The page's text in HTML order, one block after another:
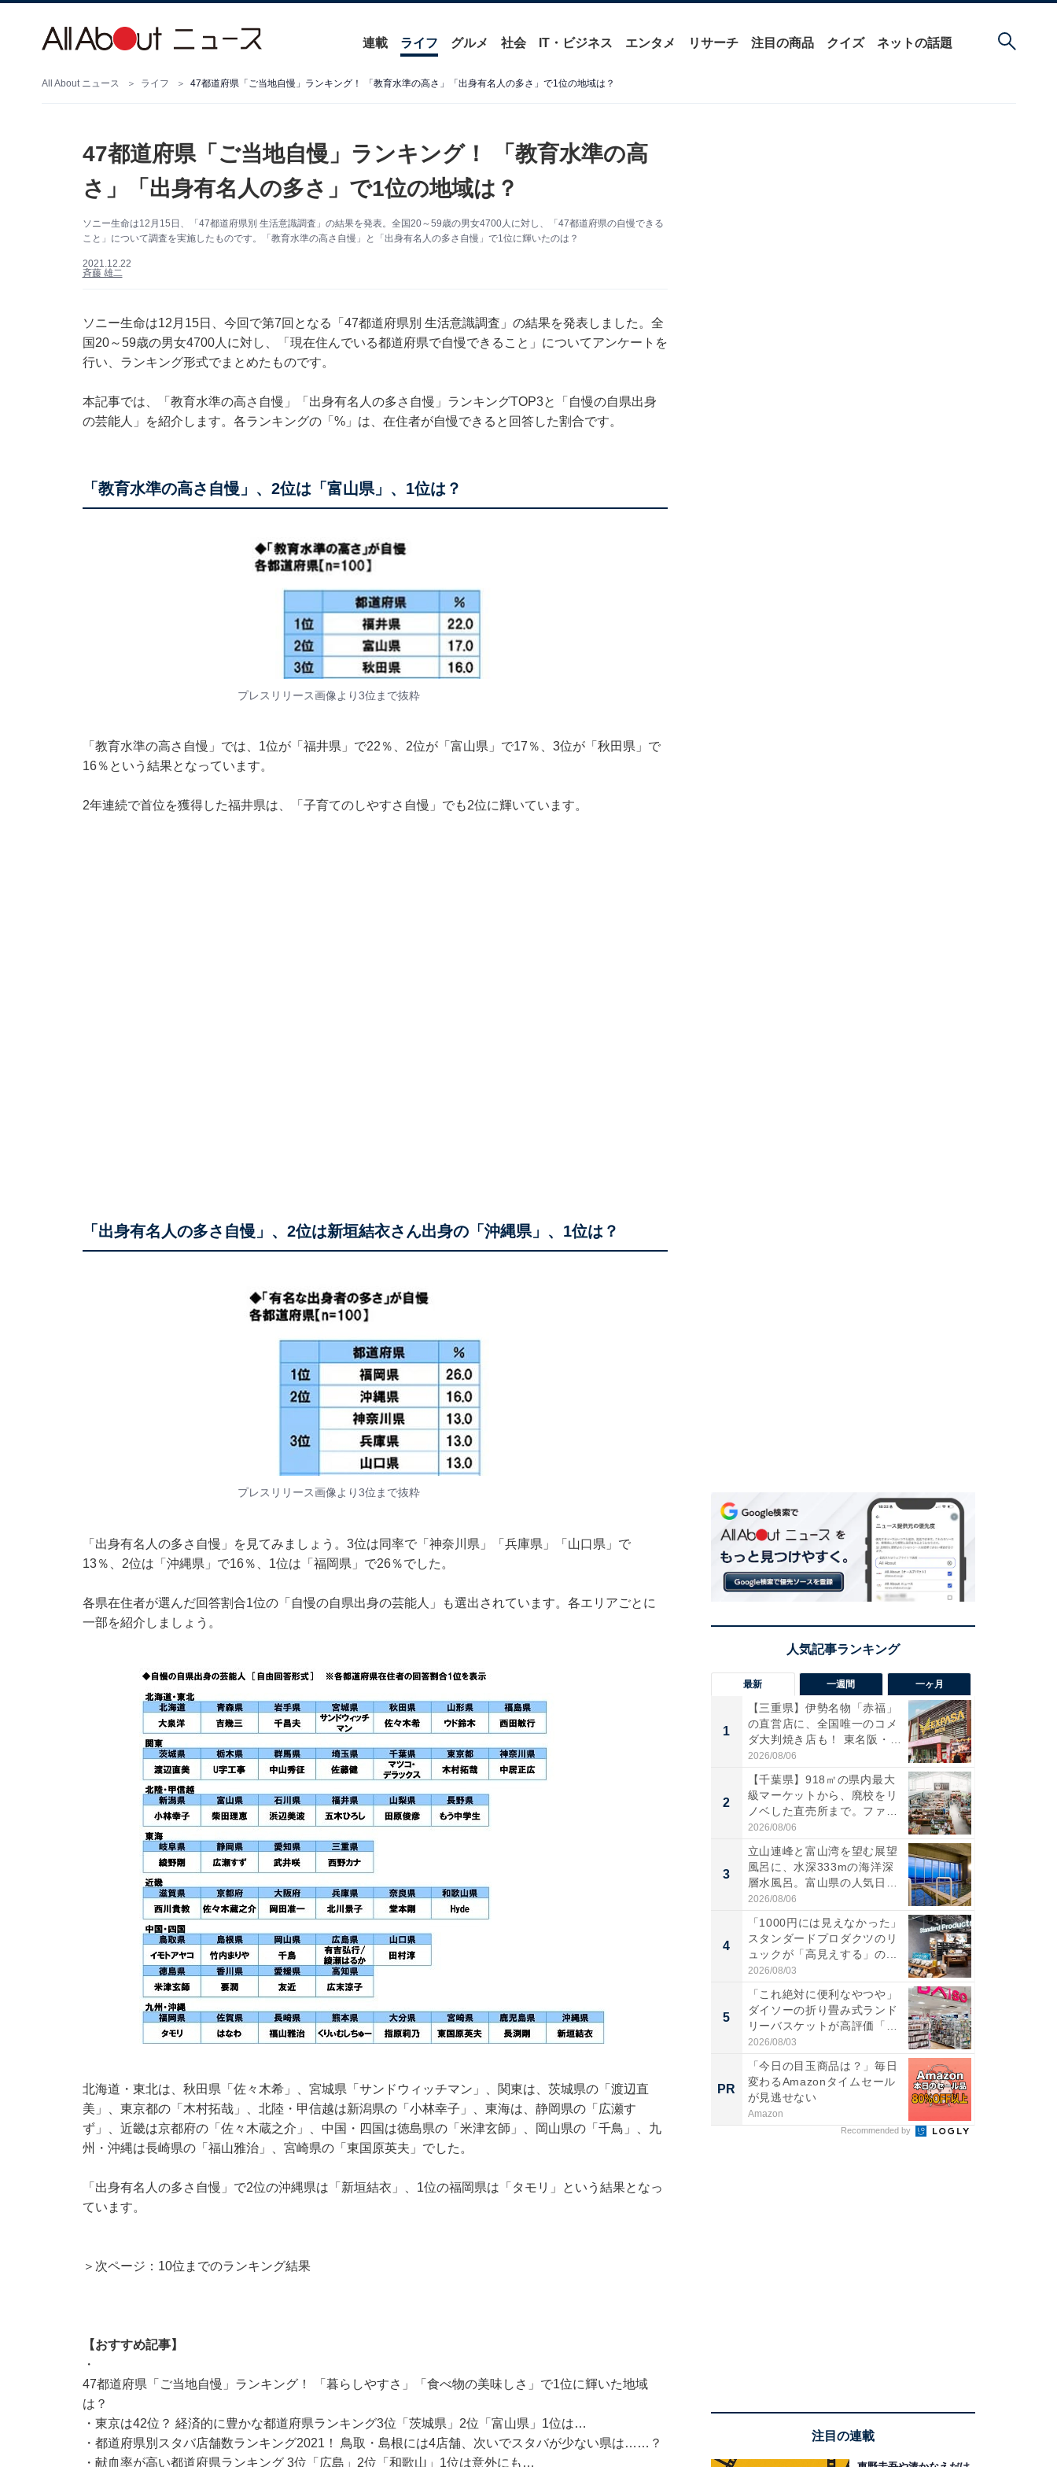
連載 ライフ グルメ 社会 IT・ビジネス エンタメ リサーチ 注目の商品 クイズ ネットの話題
All About ニュース ライフ 47都道府県「ご当地自慢」ランキング！ 「教育水準の高さ」「出身有名人の多さ」で1位の地域は？
47都道府県「ご当地自慢」ランキング！ 「教育水準の高
さ」「出身有名人の多さ」で1位の地域は？
ソニー生命は12月15日、「47都道府県別 生活意識調査」の結果を発表。全国20～59歳の男女4700人に対し、「47都道府県の自慢できる
こと」について調査を実施したものです。「教育水準の高さ自慢」と「出身有名人の多さ自慢」で1位に輝いたのは？
2021.12.22
斉藤 雄二
ソニー生命は12月15日、今回で第7回となる「47都道府県別 生活意識調査」の結果を発表しました。全
国20～59歳の男女4700人に対し、「現在住んでいる都道府県で自慢できること」についてアンケートを
行い、ランキング形式でまとめたものです。
本記事では、「教育水準の高さ自慢」「出身有名人の多さ自慢」ランキングTOP3と「自慢の自県出身
の芸能人」を紹介します。各ランキングの「%」は、在住者が自慢できると回答した割合です。
「教育水準の高さ自慢」、2位は「富山県」、1位は？
プレスリリース画像より3位まで抜粋
「教育水準の高さ自慢」では、1位が「福井県」で22％、2位が「富山県」で17％、3位が「秋田県」で
16％という結果となっています。
2年連続で首位を獲得した福井県は、「子育てのしやすさ自慢」でも2位に輝いています。
「出身有名人の多さ自慢」、2位は新垣結衣さん出身の「沖縄県」、1位は？
プレスリリース画像より3位まで抜粋
「出身有名人の多さ自慢」を見てみましょう。3位は同率で「神奈川県」「兵庫県」「山口県」で
13％、2位は「沖縄県」で16％、1位は「福岡県」で26％でした。
各県在住者が選んだ回答割合1位の「自慢の自県出身の芸能人」も選出されています。各エリアごとに
一部を紹介しましょう。
北海道・東北は、秋田県「佐々木希」、宮城県「サンドウィッチマン」、関東は、茨城県の「渡辺直
美」、東京都の「木村拓哉」、北陸・甲信越は新潟県の「小林幸子」、東海は、静岡県の「広瀬す
ず」、近畿は京都府の「佐々木蔵之介」、中国・四国は徳島県の「米津玄師」、岡山県の「千鳥」、九
州・沖縄は長崎県の「福山雅治」、宮崎県の「東国原英夫」でした。
「出身有名人の多さ自慢」で2位の沖縄県は「新垣結衣」、1位の福岡県は「タモリ」という結果となっ
ています。
＞次ページ：10位までのランキング結果
【おすすめ記事】
・
47都道府県「ご当地自慢」ランキング！ 「暮らしやすさ」「食べ物の美味しさ」で1位に輝いた地域
は？
・ 東京は42位？ 経済的に豊かな都道府県ランキング3位「茨城県」2位「富山県」1位は…
・ 都道府県別スタバ店舗数ランキング2021！ 鳥取・島根には4店舗、次いでスタバが少ない県は……？
・ 献血率が高い都道府県ランキング 3位「広島」2位「和歌山」1位は意外にも…
最新 一週間 一ヶ月
1
【三重県】伊勢名物「赤福」
の直営店に、全国唯一のコメ
ダ大判焼き店も！ 東名阪・
伊...
2026/08/06
2
【千葉県】918㎡の県内最大
級マーケットから、廃校をリ
ノベした直売所まで。ファ
ー...
2026/08/06
3
立山連峰と富山湾を望む展望
風呂に、水深333mの海洋深
層水風呂。富山県の人気日
帰...
2026/08/06
4
「1000円には見えなかった」
スタンダードプロダクツのリ
ュックが「高見えする」の...
2026/08/03
5
「これ絶対に便利なやつや」
ダイソーの折り畳み式ランド
リーバスケットが高評価「使
わ...
2026/08/03
PR
「今日の目玉商品は？」毎日
変わるAmazonタイムセール
が見逃せない
Amazon
Recommended by
注目の連載